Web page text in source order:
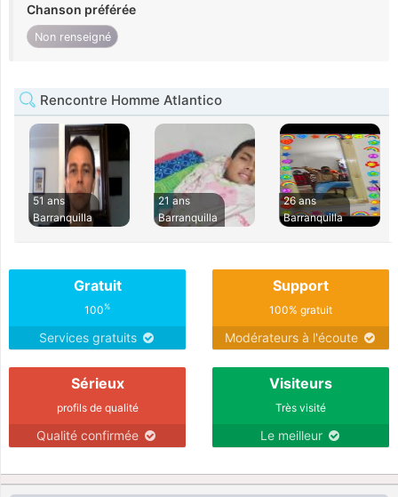
Chanson préférée
Non renseigné
Rencontre Homme Atlantico
51 ans
Barranquilla
21 ans
Barranquilla
26 ans
Barranquilla
Gratuit
100%
Services gratuits
Support
100% gratuit
Modérateurs à l'écoute
Sérieux
profils de qualité
Qualité confirmée
Visiteurs
Très visité
Le meilleur